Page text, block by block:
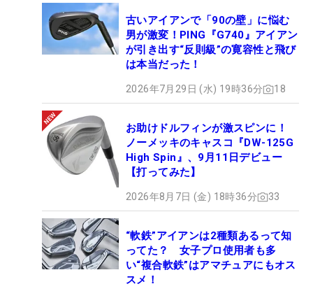
古いアイアンで「90の壁」に悩む
男が激変！PING『G740』アイアン
が引き出す“反則級”の寛容性と飛び
は本当だった！
2026年7月29日 (水) 19時36分 18
お助けドルフィンが激スピンに！
ノーメッキのキャスコ『DW-125G
High Spin』、9月11日デビュー
【打ってみた】
2026年8月7日 (金) 18時36分 33
“軟鉄”アイアンは2種類あるって知
ってた？ 女子プロ使用者も多
い“複合軟鉄”はアマチュアにもオス
スメ！